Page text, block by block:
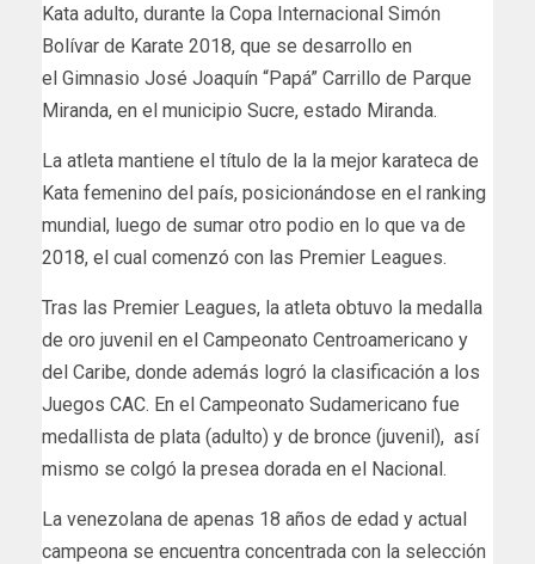
Kata adulto, durante la Copa Internacional Simón
Bolívar de Karate 2018, que se desarrollo en
el Gimnasio José Joaquín “Papá” Carrillo de Parque
Miranda, en el municipio Sucre, estado Miranda.
La atleta mantiene el título de la la mejor karateca de
Kata femenino del país, posicionándose en el ranking
mundial, luego de sumar otro podio en lo que va de
2018, el cual comenzó con las Premier Leagues.
Tras las Premier Leagues, la atleta obtuvo la medalla
de oro juvenil en el Campeonato Centroamericano y
del Caribe, donde además logró la clasificación a los
Juegos CAC. En el Campeonato Sudamericano fue
medallista de plata (adulto) y de bronce (juvenil), así
mismo se colgó la presea dorada en el Nacional.
La venezolana de apenas 18 años de edad y actual
campeona se encuentra concentrada con la selección